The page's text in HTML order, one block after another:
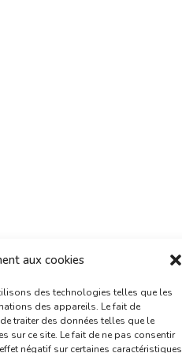
aux cookies
des technologies telles que les
des appareils. Le fait de
traiter des données telles que le
sur ce site. Le fait de ne pas consentir
négatif sur certaines caractéristiques